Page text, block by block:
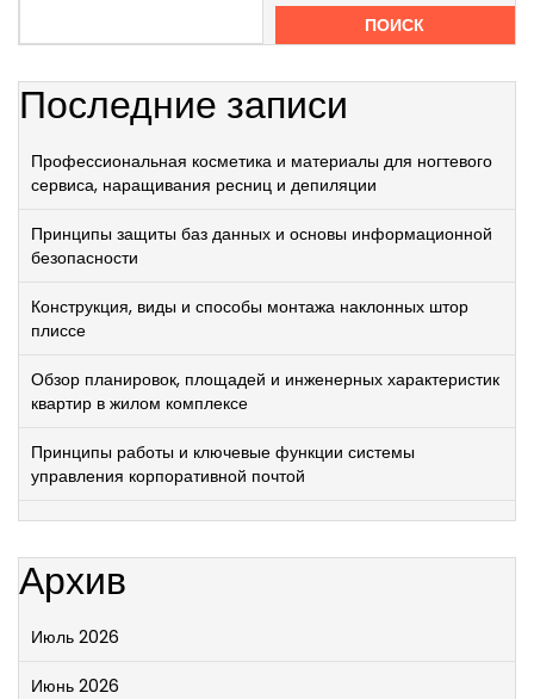
ПОИСК
Последние записи
Профессиональная косметика и материалы для ногтевого
сервиса, наращивания ресниц и депиляции
Принципы защиты баз данных и основы информационной
безопасности
Конструкция, виды и способы монтажа наклонных штор
плиссе
Обзор планировок, площадей и инженерных характеристик
квартир в жилом комплексе
Принципы работы и ключевые функции системы
управления корпоративной почтой
Архив
Июль 2026
Июнь 2026